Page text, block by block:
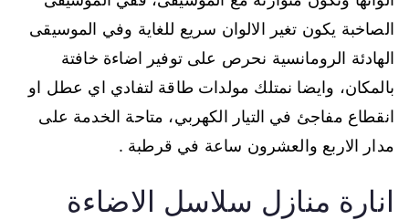
الصاخبة يكون تغير الالوان سريع للغاية وفي الموسيقى
الهادئة الرومانسية نحرص على توفير اضاءة خافتة
بالمكان، وايضا نمتلك مولدات طاقة لتفادي اي عطل او
انقطاع مفاجئ في التيار الكهربي، متاحة الخدمة على
مدار الاربع والعشرون ساعة في قرطبة .
انارة منازل سلاسل الاضاءة